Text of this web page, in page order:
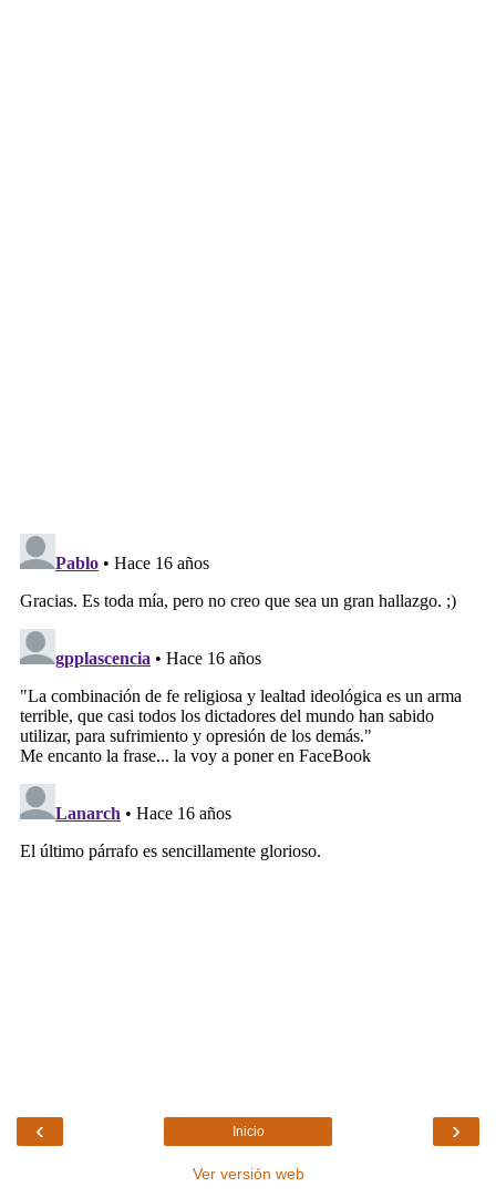
‹ ›
Inicio
Ver versión web